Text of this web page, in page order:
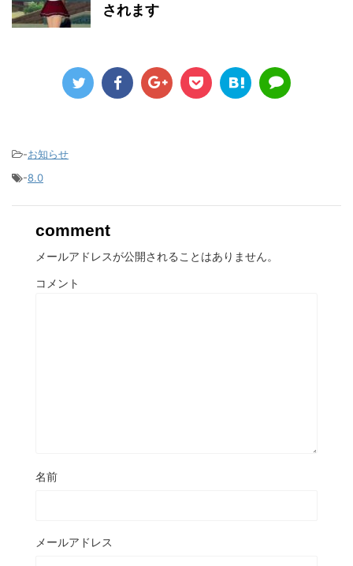
されます
-お知らせ
-8.0
comment
メールアドレスが公開されることはありません。
コメント
名前
メールアドレス